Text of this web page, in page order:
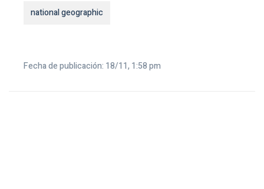
national geographic
Fecha de publicación: 18/11, 1:58 pm